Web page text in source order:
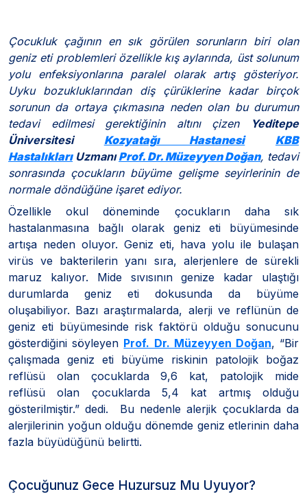
Çocukluk çağının en sık görülen sorunların biri olan
geniz eti problemleri özellikle kış aylarında, üst solunum
yolu enfeksiyonlarına paralel olarak artış gösteriyor.
Uyku bozukluklarından diş çürüklerine kadar birçok
sorunun da ortaya çıkmasına neden olan bu durumun
tedavi edilmesi gerektiğinin altını çizen
Yeditepe
Üniversitesi Kozyatağı Hastanesi
KBB
HastalıklarıUzmanıProf. Dr. Müzeyyen Doğan, tedavi
sonrasında çocukların büyüme gelişme seyirlerinin de
normale döndüğüne işaret ediyor.
Özellikle okul döneminde çocukların daha sık
hastalanmasına bağlı olarak geniz eti büyümesinde
artışa neden oluyor. Geniz eti, hava yolu ile bulaşan
virüs ve bakterilerin yanı sıra, alerjenlere de sürekli
maruz kalıyor. Mide sıvısının genize kadar ulaştığı
durumlarda geniz eti dokusunda da büyüme
oluşabiliyor. Bazı araştırmalarda, alerji ve reflünün de
geniz eti büyümesinde risk faktörü olduğu sonucunu
gösterdiğini söyleyen Prof. Dr. Müzeyyen Doğan, “Bir
çalışmada geniz eti büyüme riskinin patolojik boğaz
reflüsü olan çocuklarda 9,6 kat, patolojik mide
reflüsü olan çocuklarda 5,4 kat artmış olduğu
gösterilmiştir.” dedi. Bu nedenle alerjik çocuklarda da
alerjilerinin yoğun olduğu dönemde geniz etlerinin daha
fazla büyüdüğünü belirtti.
Çocuğunuz Gece Huzursuz Mu Uyuyor?